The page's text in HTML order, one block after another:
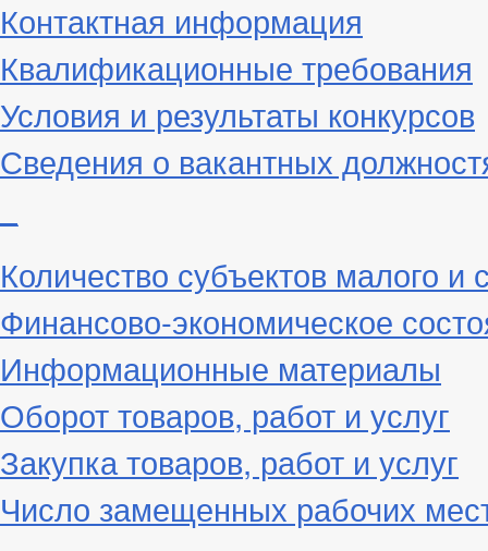
Контактная информация
Квалификационные требования
Условия и результаты конкурсов
Сведения о вакантных
Количество субъектов малого и
Финансово-экономическое
Информационные материалы
Оборот товаров, работ и услуг
Закупка товаров, работ и услуг
Число замещенных рабочих